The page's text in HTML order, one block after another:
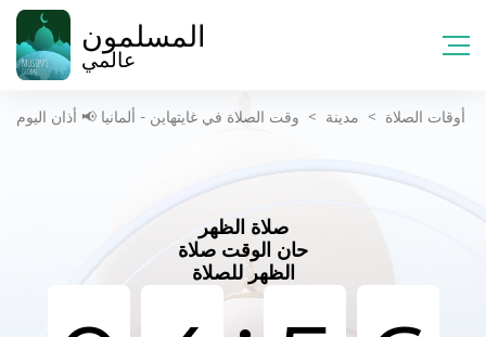
المسلمون
عالمي
أوقات الصلاة > مدينة > وقت الصلاة في غايتهاين - ألمانيا 📢 أذان اليوم
صلاة الظهر
حان الوقت صلاة
الظهر للصلاة